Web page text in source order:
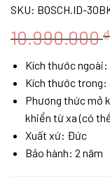
SKU: BOSCH.ID-
10.990.000₫
Kích thước ngoài:
Kích thước trong:
Phương thức mở
khiển từ xa (có
Xuất xứ: Đức
Bảo hành: 2 năm